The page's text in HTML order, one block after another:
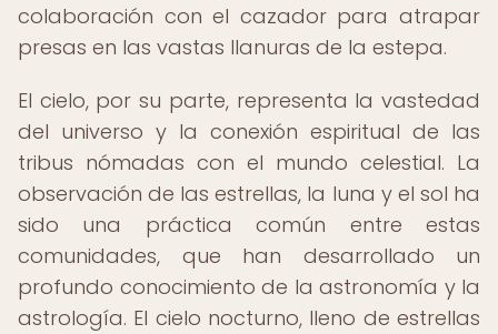
colaboración con el cazador para atrapar
presas en las vastas llanuras de la estepa.
El cielo, por su parte, representa la vastedad
del universo y la conexión espiritual de las
tribus nómadas con el mundo celestial. La
observación de las estrellas, la luna y el sol ha
sido una práctica común entre estas
comunidades, que han desarrollado un
profundo conocimiento de la astronomía y la
astrología. El cielo nocturno, lleno de estrellas